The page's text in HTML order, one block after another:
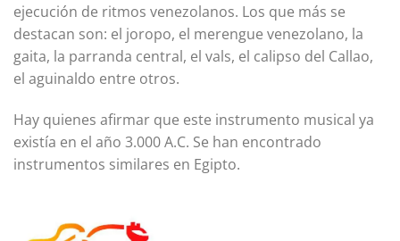
ejecución de ritmos venezolanos. Los que más se
destacan son: el joropo, el merengue venezolano, la
gaita, la parranda central, el vals, el calipso del Callao,
el aguinaldo entre otros.
Hay quienes afirmar que este instrumento musical ya
existía en el año 3.000 A.C. Se han encontrado
instrumentos similares en Egipto.